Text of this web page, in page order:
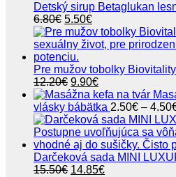
Detský sirup Betaglukan
6.80€ Pôvodná
cena
bola:
6.80€.
5.50€Aktuálna
cena
je:
Pre mužov tobolky
12.20€ Pôvodná
cena
bola:
12.20€.
9.90€Aktuálna
cena
je:
9.90€.
vlásky bábätka 2.50€ – 4.50
Darčeková sada MINI
15.50€ Pôvodná
14.85€Aktuálna